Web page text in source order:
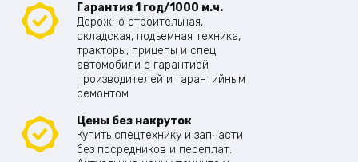
Гарантия 1 год/1000 м.ч.
Дорожно строительная,
складская, подъемная техника,
тракторы, прицепы и спец
автомобили с гарантией
производителей и гарантийным
ремонтом
Цены без накруток
Купить спецтехнику и запчасти
без посредников и переплат.